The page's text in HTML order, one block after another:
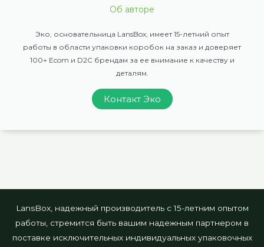
Об авторе
Эко, основательница LansBox, имеет 15-летний опыт
работы в области упаковки коробок на заказ и доверяет
100+ Ecom и D2C брендам за ее внимание к качеству и
деталям.
Контакт Эко
LansBox, надежный производитель с 15-летним опытом
работы, стремится быть вашим надежным партнером в
поставке исключительных индивидуальных упаковочных